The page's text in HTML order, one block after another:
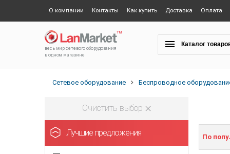
О компании Контакты Как купить Доставка Оплата
весь мир сетевого оборудования
в одном магазине
Каталог
Сетевое оборудование Беспроводное
Очистить выбор
Лучшие предложения По